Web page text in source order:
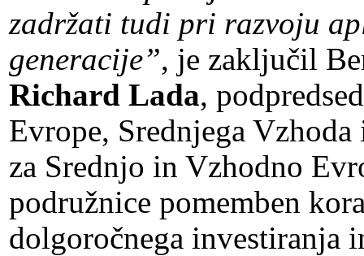
zadržati tudi pri razvoju
generacije”, je zaključil
Richard Lada,
Evrope, Srednjega
za Srednjo in Vzhodno
podružnice pomemben
dolgoročnega investiranja